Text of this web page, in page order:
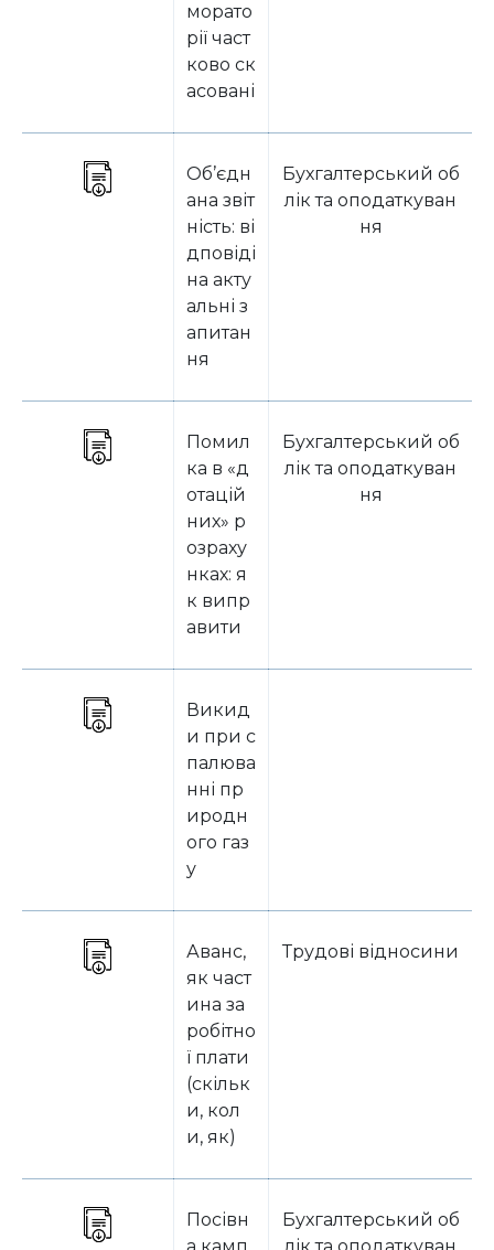
морато
рії част
ково ск
асовані
Об’єдн
ана звіт
ність: ві
дповіді
на акту
альні з
апитан
ня
Бухгалтерський об
лік та оподаткуван
ня
Помил
ка в «д
отацій
них» р
озраху
нках: я
к випр
авити
Бухгалтерський об
лік та оподаткуван
ня
Викид
и при с
палюва
нні пр
иродн
ого газ
у
Аванс,
як част
ина за
робітно
ї плати
(скільк
и, кол
и, як)
Трудові відносини
Посівн
Бухгалтерський об